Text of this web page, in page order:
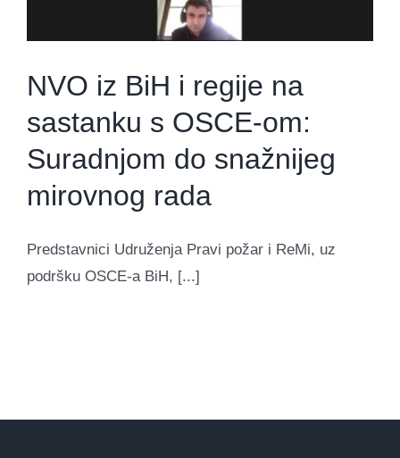
NVO iz BiH i regije na
sastanku s OSCE-om:
Suradnjom do snažnijeg
mirovnog rada
Predstavnici Udruženja Pravi požar i ReMi, uz
podršku OSCE-a BiH, [...]